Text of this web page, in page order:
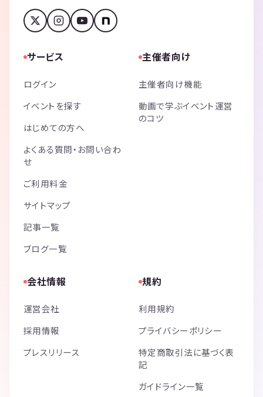
サービス
ログイン
イベントを探す
はじめての方へ
よくある質問・お問い合わ
せ
ご利用料金
サイトマップ
記事一覧
ブログ一覧
主催者向け
主催者向け機能
動画で学ぶイベント運営
のコツ
会社情報
運営会社
採用情報
プレスリリース
規約
利用規約
プライバシーポリシー
特定商取引法に基づく表
記
ガイドライン一覧